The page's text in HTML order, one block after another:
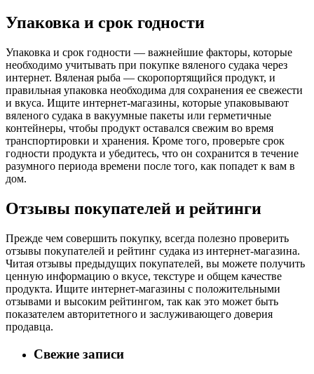
Упаковка и срок годности
Упаковка и срок годности — важнейшие факторы, которые
необходимо учитывать при покупке вяленого судака через
интернет. Вяленая рыба — скоропортящийся продукт, и
правильная упаковка необходима для сохранения ее свежести
и вкуса. Ищите интернет-магазины, которые упаковывают
вяленого судака в вакуумные пакеты или герметичные
контейнеры, чтобы продукт оставался свежим во время
транспортировки и хранения. Кроме того, проверьте срок
годности продукта и убедитесь, что он сохранится в течение
разумного периода времени после того, как попадет к вам в
дом.
Отзывы покупателей и рейтинги
Прежде чем совершить покупку, всегда полезно проверить
отзывы покупателей и рейтинг судака из интернет-магазина.
Читая отзывы предыдущих покупателей, вы можете получить
ценную информацию о вкусе, текстуре и общем качестве
продукта. Ищите интернет-магазины с положительными
отзывами и высоким рейтингом, так как это может быть
показателем авторитетного и заслуживающего доверия
продавца.
Свежие записи